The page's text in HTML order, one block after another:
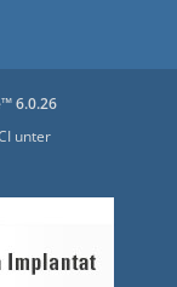
6.0.26
unter